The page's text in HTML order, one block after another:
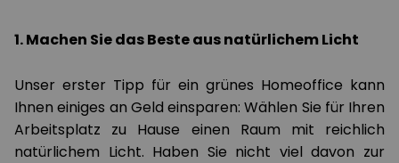
1. Machen Sie das Beste aus natürlichem Licht
Unser erster Tipp für ein grünes Homeoffice kann
Ihnen einiges an Geld einsparen: Wählen Sie für Ihren
Arbeitsplatz zu Hause einen Raum mit reichlich
natürlichem Licht. Haben Sie nicht viel davon zur